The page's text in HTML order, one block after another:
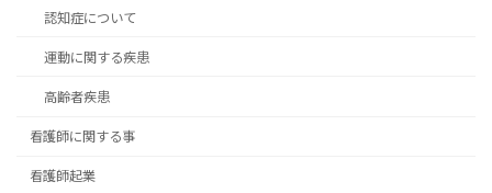
認知症について
運動に関する疾患
高齢者疾患
看護師に関する事
看護師起業